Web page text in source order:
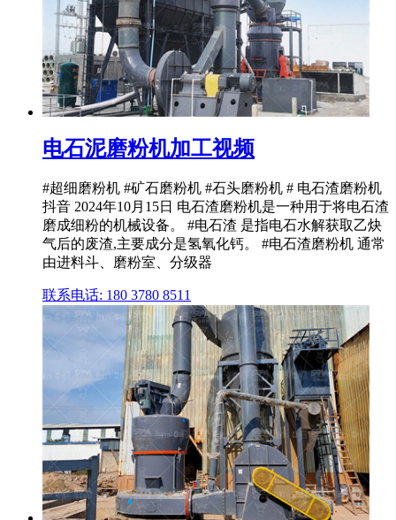
电石泥磨粉机加工视频
#超细磨粉机 #矿石磨粉机 #石头磨粉机 # 电石渣磨粉机
抖音 2024年10月15日 电石渣磨粉机是一种用于将电石渣
磨成细粉的机械设备。 #电石渣 是指电石水解获取乙炔
气后的废渣,主要成分是氢氧化钙。 #电石渣磨粉机 通常
由进料斗、磨粉室、分级器
联系电话: 180 3780 8511